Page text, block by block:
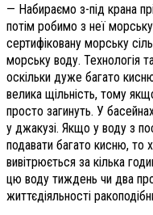
— Набираємо з-під крана
потім робимо з неї
сертифіковану морську
морську воду. Технологія
оскільки дуже багато
велика щільність, тому
просто загинуть. У
у джакузі. Якщо у воду з
подавати багато кисню, то
вивітрюється за кілька
цю воду тиждень чи два
життєдіяльності